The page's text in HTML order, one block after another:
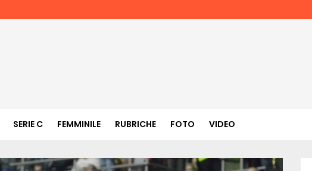
SERIE C FEMMINILE RUBRICHE FOTO VIDEO